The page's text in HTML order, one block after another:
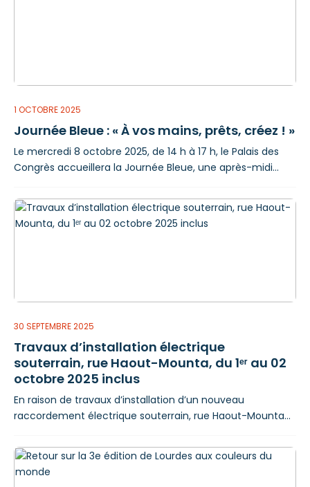
1 OCTOBRE 2025
Journée Bleue : « À vos mains, prêts, créez ! »
Le mercredi 8 octobre 2025, de 14 h à 17 h, le Palais des
Congrès accueillera la Journée Bleue, une après-midi
de 60 ans organisée par le CCAS de Lourdes. Divers
ateliers seront proposés : Atelier boutures ; Atelier création
de bougies en cire d’abeille ; Atelier peinture sur fresque ;
30 SEPTEMBRE 2025
Travaux d’installation électrique
souterrain, rue Haout-Mounta, du 1ᵉʳ au 02
octobre 2025 inclus
En raison de travaux d’installation d’un nouveau
raccordement électrique souterrain, rue Haout-Mounta
au 02 octobre 2025 inclus, des perturbations de
circulation et de stationnement seront à prévoir :
Circulation Du 1ᵉʳ au 02 octobre 2025 inclus, la circulation